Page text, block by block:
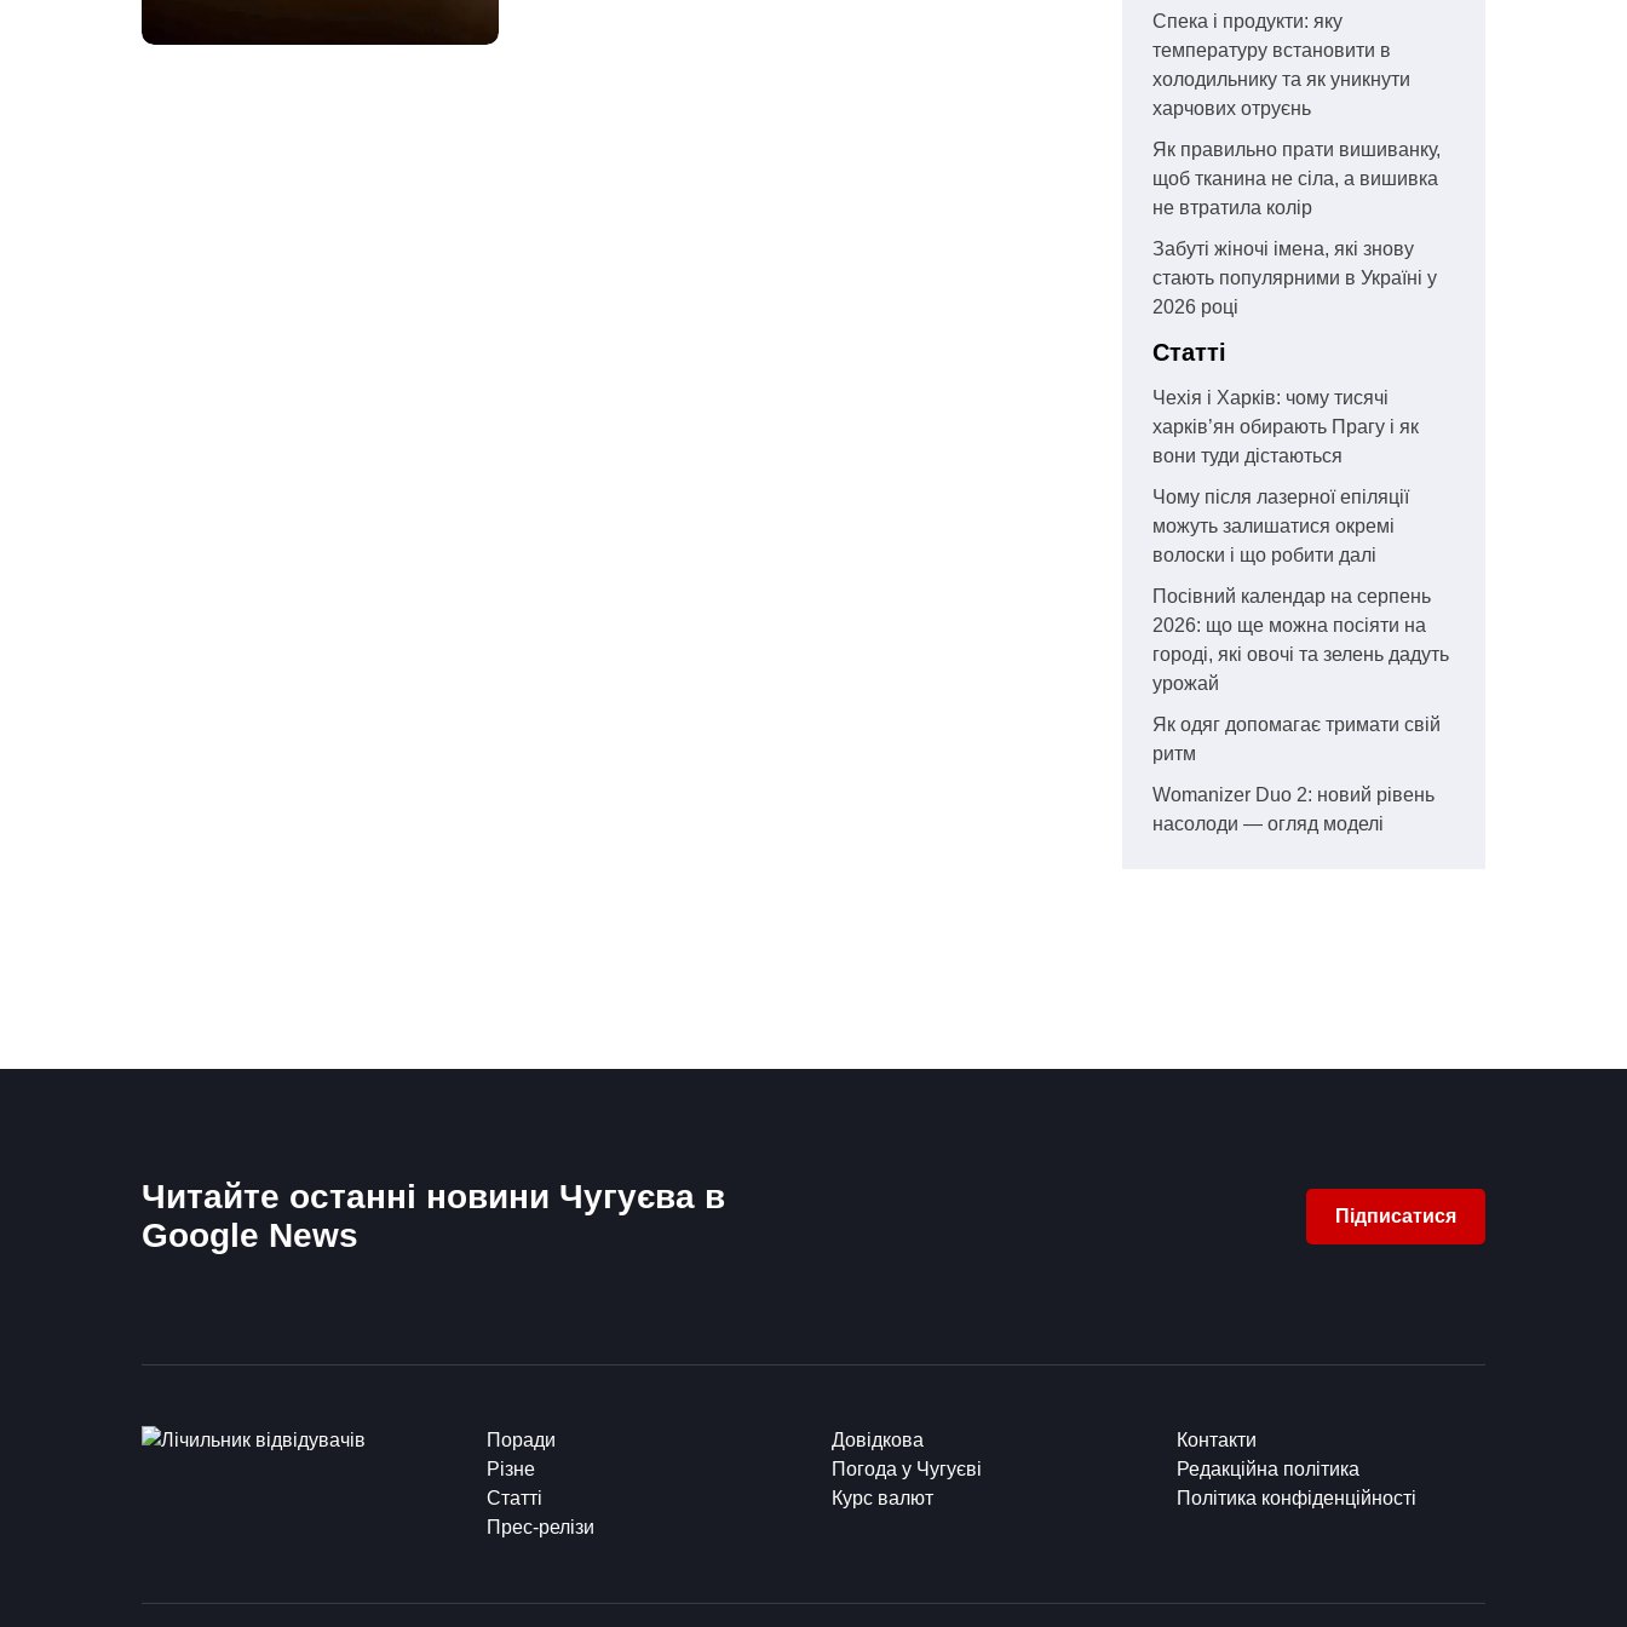
Спека і продукти: яку
температуру встановити в
холодильнику та як уникнути
харчових отруєнь
Як правильно прати вишиванку,
щоб тканина не сіла, а вишивка
не втратила колір
Забуті жіночі імена, які знову
стають популярними в Україні у
2026 році
Статті
Чехія і Харків: чому тисячі
харків’ян обирають Прагу і як
вони туди дістаються
Чому після лазерної епіляції
можуть залишатися окремі
волоски і що робити далі
Посівний календар на серпень
2026: що ще можна посіяти на
городі, які овочі та зелень дадуть
урожай
Як одяг допомагає тримати свій
ритм
Womanizer Duo 2: новий рівень
насолоди — огляд моделі
Читайте останні новини Чугуєва в
Google News
Підписатися
Поради
Різне
Статті
Прес-релізи
Довідкова
Погода у Чугуєві
Курс валют
Контакти
Редакційна політика
Політика конфіденційності